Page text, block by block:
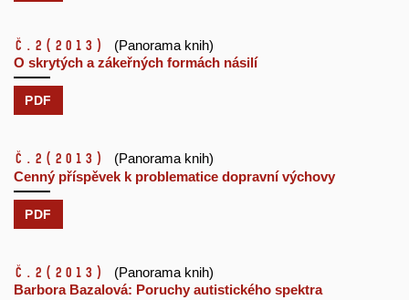
č.2 (2013)
(Panorama knih)
O skrytých a zákeřných formách násilí
PDF
č.2 (2013)
(Panorama knih)
Cenný příspěvek k problematice dopravní výchovy
PDF
č.2 (2013)
(Panorama knih)
Barbora Bazalová: Poruchy autistického spektra